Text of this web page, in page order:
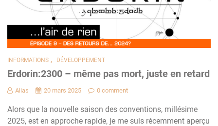
INFORMATIONS , DÉVELOPPEMENT
Erdorin:2300 – même pas mort, juste en retard
Alias 20 mars 2025 0 comment
Alors que la nouvelle saison des conventions, millésime
2025, est en approche rapide, je me suis récemment aperçu